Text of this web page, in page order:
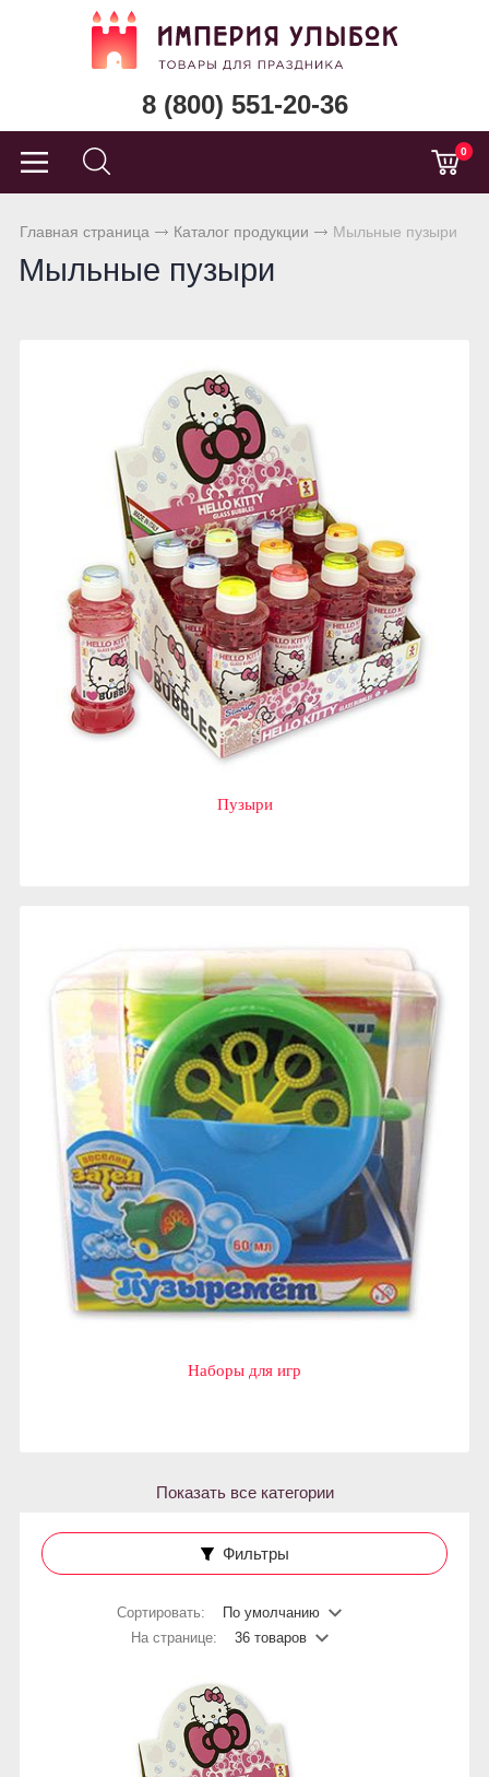
8 (800) 551-20-36
0
Главная страница Каталог продукции Мыльные пузыри
Мыльные пузыри
Пузыри
Наборы для игр
Показать все категории
Фильтры
Сортировать:
По умолчанию
На странице:
36 товаров